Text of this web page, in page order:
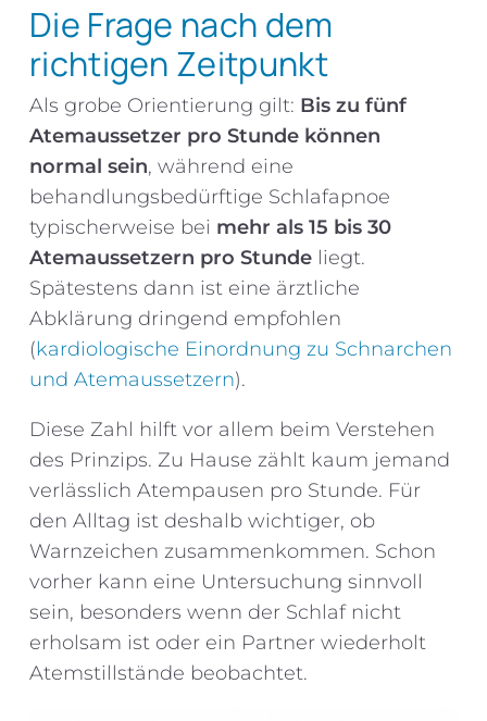
Die Frage nach dem
richtigen Zeitpunkt
Als grobe Orientierung gilt: Bis zu fünf
Atemaussetzer pro Stunde können
normal sein, während eine
behandlungsbedürftige Schlafapnoe
typischerweise bei mehr als 15 bis 30
Atemaussetzern pro Stunde liegt.
Spätestens dann ist eine ärztliche
Abklärung dringend empfohlen
(kardiologische Einordnung zu Schnarchen
und Atemaussetzern).
Diese Zahl hilft vor allem beim Verstehen
des Prinzips. Zu Hause zählt kaum jemand
verlässlich Atempausen pro Stunde. Für
den Alltag ist deshalb wichtiger, ob
Warnzeichen zusammenkommen. Schon
vorher kann eine Untersuchung sinnvoll
sein, besonders wenn der Schlaf nicht
erholsam ist oder ein Partner wiederholt
Atemstillstände beobachtet.